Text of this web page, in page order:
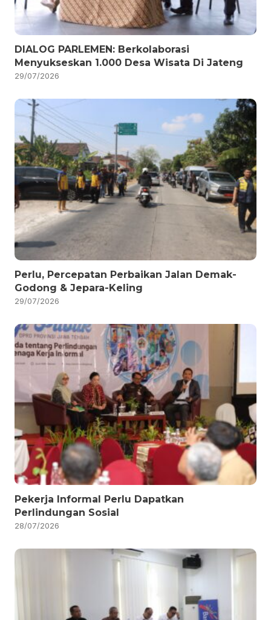
DIALOG PARLEMEN: Berkolaborasi
Menyukseskan 1.000 Desa Wisata Di Jateng
29/07/2026
Perlu, Percepatan Perbaikan Jalan Demak-
Godong & Jepara-Keling
29/07/2026
Pekerja Informal Perlu Dapatkan
Perlindungan Sosial
28/07/2026